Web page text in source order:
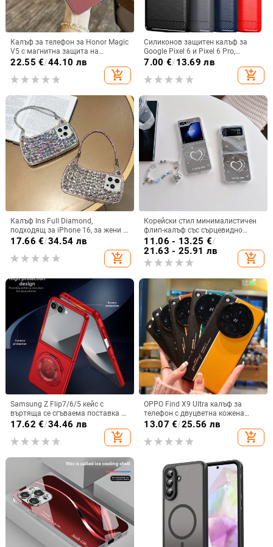
Калъф за телефон за Honor Magic
V5 с магнитна защита на
централната ос, пълна защита на
електроплатиране, защита срещу
22.55 €/44.10 лв
add_shopping_cart
Силиконов защитен калъф за
Google Pixel 6 и Pixel 6 Pro,
съвместим с Pixel 7a, пълна
7.00 €/13.69 лв
add_shopping_cart
Калъф Ins Full Diamond,
подходящ за iPhone 16, за жени с
14-инчова личност, огледална
рамка с 13 големи отвора и
електролитно покритие, с
диаманти Ins Full Diamond.
17.66 €/34.54 лв
add_shopping_cart
Корейски стил минималистичен
флип-калъф със сърцевидно
огледало за Samsung Galaxy Z
Flip 3/4/5
11.06 - 13.25 €/
21.63 - 25.91 лв
add_shopping_cart
Samsung Z Flip7/6/5 кейс с
въртяща се сгъваема поставка и
магнитна скоба, 360° въртене,
поликарбонатен корпус
17.62 €/34.46 лв
add_shopping_cart
OPPO Find X9 Ultra калъф за
телефон с двуцветна кожена
текстура и флуоресцентни линии,
13.07 €/25.56 лв
add_shopping_cart